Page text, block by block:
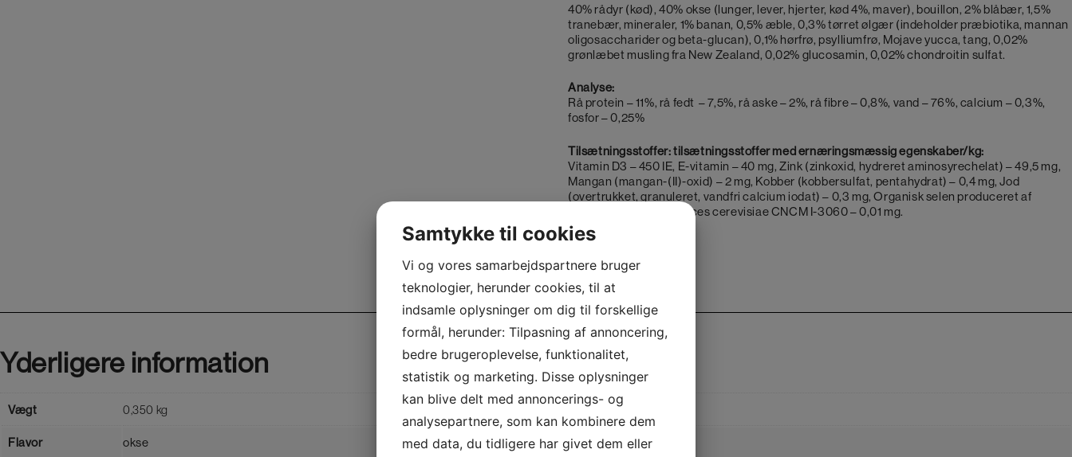
40% rådyr (kød), 40% okse (lunger, lever, hjerter, kød 4%, maver), bouillon, 2% blåbær, 1,5%
tranebær, mineraler, 1% banan, 0,5% æble, 0,3% tørret ølgær (indeholder præbiotika, mannan
oligosaccharider og beta-glucan), 0,1% hørfrø, psylliumfrø, Mojave yucca, tang, 0,02%
grønlæbet musling fra New Zealand, 0,02% glucosamin, 0,02% chondroitin sulfat.
Analyse:
Rå protein – 11%, rå fedt – 7,5%, rå aske – 2%, rå fibre – 0,8%, vand – 76%, calcium – 0,3%,
fosfor – 0,25%
Tilsætningsstoffer: tilsætningsstoffer med ernæringsmæssig egenskaber/kg:
Vitamin D3 – 450 IE, E-vitamin – 40 mg, Zink (zinkoxid, hydreret aminosyrechelat) – 49,5 mg,
Mangan (mangan-(II)-oxid) – 2 mg, Kobber (kobbersulfat, pentahydrat) – 0,4 mg, Jod
(overtrukket, granuleret, vandfri calcium iodat) – 0,3 mg, Organisk selen produceret af
stammen Saccharomyces cerevisiae CNCM I-3060 – 0,01 mg.
Yderligere information
Yderligere information
Vægt 0,350 kg
Flavor okse
Samtykke til cookies
Vi og vores samarbejdspartnere bruger
teknologier, herunder cookies, til at
indsamle oplysninger om dig til forskellige
formål, herunder: Tilpasning af annoncering,
bedre brugeroplevelse, funktionalitet,
statistik og marketing. Disse oplysninger
kan blive delt med annoncerings- og
analysepartnere, som kan kombinere dem
med data, du tidligere har givet dem eller